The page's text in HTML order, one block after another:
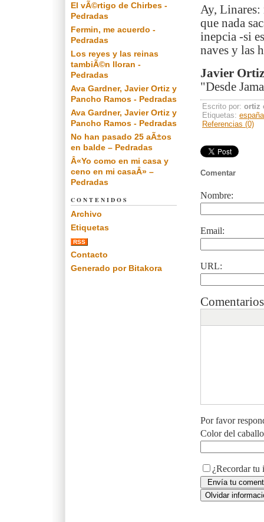
Ay,
que nada
inepcia -si
naves y las
Javier Ortiz
"Desde
Escrito por: ortiz
Etiquetas: españa
Referencias (0)
Comentar
Nombre:
Email:
URL:
Por favor
Color del
¿Recordar tu
El vÃ©rtigo de Chirbes -
Pedradas
Fermin, me acuerdo -
Pedradas
Los reyes y las reinas
tambiÃ©n lloran -
Pedradas
Ava Gardner, Javier Ortiz y
Pancho Ramos - Pedradas
Ava Gardner, Javier Ortiz y
Pancho Ramos - Pedradas
No han pasado 25 aÃ±os
en balde – Pedradas
Â«Yo como en mi casa y
ceno en mi casaÂ» –
Pedradas
CONTENIDOS
Archivo
Etiquetas
RSS
Contacto
Generado por Bitakora